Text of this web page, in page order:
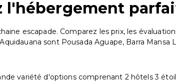
l'hébergement
escapade. Comparez les prix, les
sont Pousada Aguape, Barra Mansa
variété d'options comprenant 2 hôtels 3